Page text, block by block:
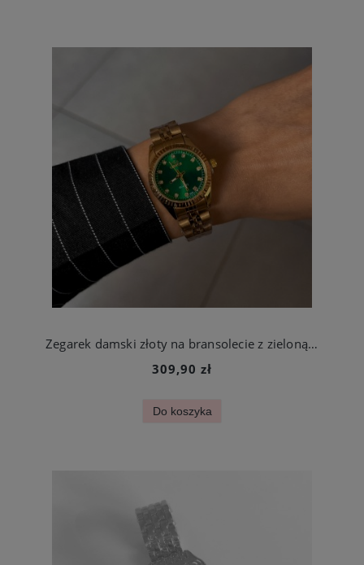
Zegarek damski złoty na bransolecie z zieloną tarczą ze stali chirurgicznej
309,90 zł
Do koszyka